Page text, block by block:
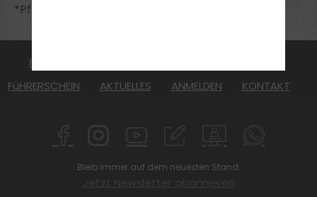
*Pflichtfelder
FAHRSCHULE
FüHRERSCHEIN
AKTUELLES ANMELDEN KONTAKT
Bleib immer auf dem neuesten Stand: